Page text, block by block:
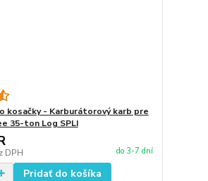
kosačky - Karburátorový karb pre
35-ton Log SPLI
DPH do 3-7 dní
Pridať do košíka